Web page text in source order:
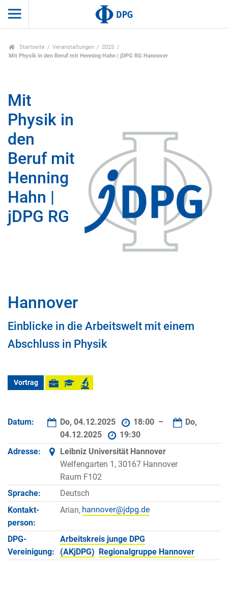
Startseite Veranstaltungen
2025
Mit Physik in den Beruf mit Henning Hahn | jDPG RG Hannover
Mit
Physik in
den
Beruf mit
Henning
Hahn |
jDPG RG
Hannover
Einblicke in die Arbeitswelt mit einem
Abschluss in Physik
Vortrag
Datum: Do, 04.12.2025 18:00 –
Do,
04.12.2025
19:30
Adresse:
Leibniz Universität Hannover
Welfengarten 1, 30167 Hannover
Raum F102
Sprache:
Deutsch
Kontakt­
person:
Arian,
DPG-
Vereinigung:
Arbeitskreis junge DPG
(AKjDPG) Regionalgruppe Hannover